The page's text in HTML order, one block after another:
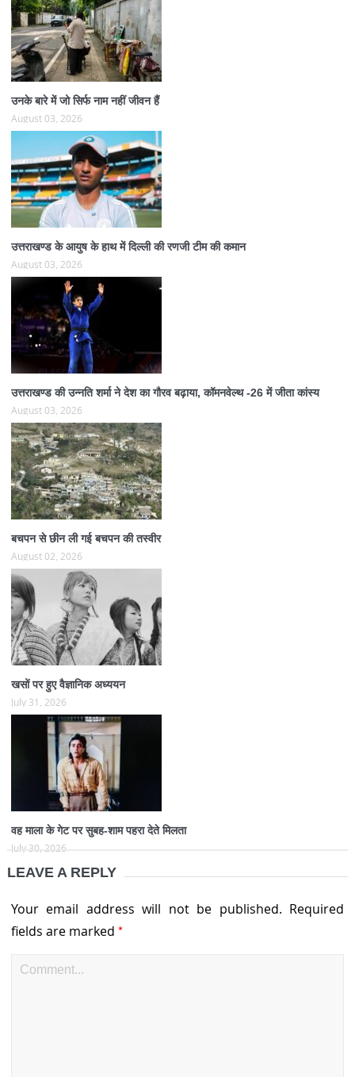
उनके बारे में जो सिर्फ नाम नहीं जीवन हैं
August 03, 2026
उत्तराखण्ड के आयुष के हाथ में दिल्ली की रणजी टीम की कमान
August 03, 2026
उत्तराखण्ड की उन्नति शर्मा ने देश का गौरव बढ़ाया, कॉमनवेल्थ -26 में जीता कांस्य
August 03, 2026
बचपन से छीन ली गई बचपन की तस्वीर
August 02, 2026
खसों पर हुए वैज्ञानिक अध्ययन
July 31, 2026
वह माला के गेट पर सुबह-शाम पहरा देते मिलता
July 30, 2026
LEAVE A REPLY
Your email address will not be published. Required
fields are marked *